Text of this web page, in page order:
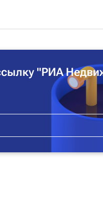
"РИА